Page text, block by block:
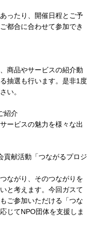
ったり、開催日程とご予
都合に合わせて参加でき
商品やサービスの紹介動
抽選も行います。是非1度
い。
紹介
ービスの魅力を様々な出
貢献活動「つながるプロジ
ながり、そのつながりを
と考えます。今回ガスて
ご参加いただける「つな
じてNPO団体を支援しま